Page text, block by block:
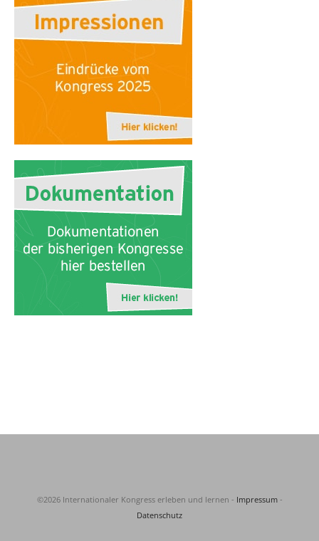
©2026 Internationaler Kongress erleben und lernen - Impressum-
Datenschutz